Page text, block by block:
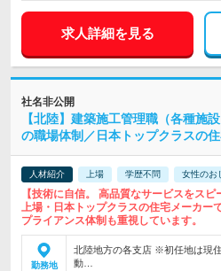
求人詳細を見る
社名非公開
【北陸】建築施工管理職（各種施
の職場体制／日本トップクラスの
人材紹介 上場 学歴不問 女性のお
【技術に自信。 高品質なサービスをス
上場・日本トップクラスの住宅メーカー
プライアンス体制も重視しています。
勤務地
北陸地方の各支店 ※初任地は現
動…